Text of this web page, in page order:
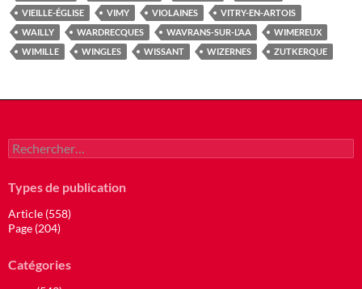
VIEILLE-ÉGLISE
VIMY VIOLAINES
VITRY-EN-ARTOIS
WAILLY
WARDRECQUES WAVRANS-SUR-L’AA
WIMEREUX
WIMILLE
WINGLES WISSANT WIZERNES ZUTKERQUE
Rechercher :
Types de publication
Article (558)
Page (204)
Catégories